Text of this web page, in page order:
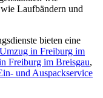
Laufbändern und
bieten eine
in Freiburg im
Freiburg im Breisgau,
und Auspackservice